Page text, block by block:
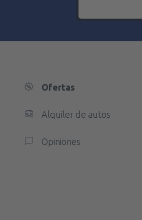
Ofertas
Alquiler de autos
Opiniones